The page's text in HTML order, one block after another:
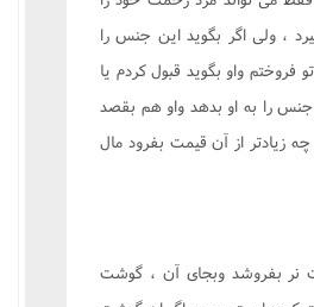
، ولى اگر بگويد اين جنس را
فروختم واو بگويد قبول کردم يا
را به او بدهد واو هم بقصد
زيادتر از آن قيمت بفرود مال
نر بفروشد وبجاى آن ، گوشت